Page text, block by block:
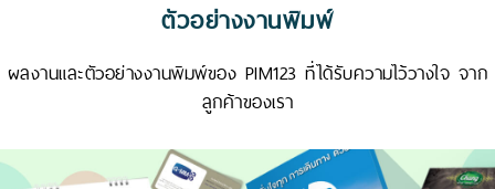
ตัวอย่างงานพิมพ์
ผลงานและตัวอย่างงานพิมพ์ของ PIM123 ที่ได้รับความไว้วางใจ จาก
ลูกค้าของเรา